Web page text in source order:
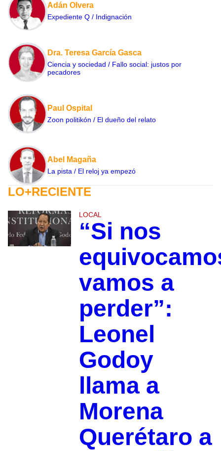
Adán Olvera
Expediente Q / Indignación
Dra. Teresa García Gasca
Ciencia y sociedad / Fallo social: justos por
pecadores
Paul Ospital
Zoon politikón / El dueño del relato
Abel Magaña
La pista / El reloj ya empezó
LO+RECIENTE
LOCAL
“Si nos
vamos a
perder”:
Leonel
Godoy
llama a
Morena
Querétaro a